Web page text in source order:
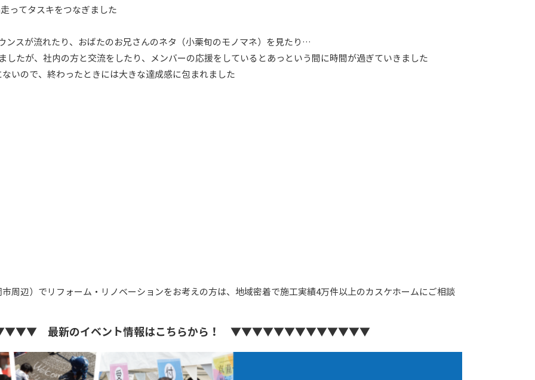
ってタスキをつなぎました
ンスが流れたり、おばたのお兄さんのネタ（小栗旬のモノマネ）を見たり…
したが、社内の方と交流をしたり、メンバーの応援をしているとあっという間に時間が過ぎていきました
いので、終わったときには大きな達成感に包まれました
周辺）でリフォーム・リノベーションをお考えの方は、地域密着で施工実績4万件以上のカスケホームにご相談
最新のイベント情報はこちらから！ ▼▼▼▼▼▼▼▼▼▼▼▼▼